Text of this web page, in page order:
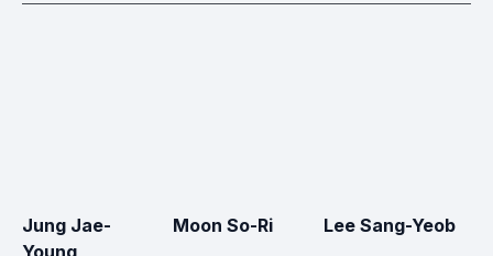
Jung Jae-
Young
Moon So-Ri Lee Sang-Yeob